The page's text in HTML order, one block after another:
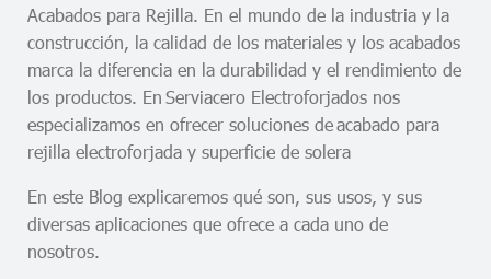
Acabados para Rejilla. En el mundo de la industria y la
construcción, la calidad de los materiales y los acabados
marca la diferencia en la durabilidad y el rendimiento de
los productos. En Serviacero Electroforjados nos
especializamos en ofrecer soluciones de acabado para
rejilla electroforjada y superficie de solera
En este Blog explicaremos qué son, sus usos, y sus
diversas aplicaciones que ofrece a cada uno de
nosotros.